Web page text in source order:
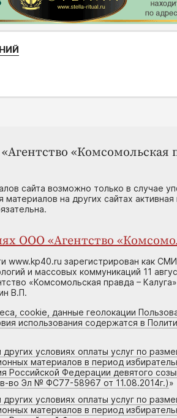
«Комсомольская
сайта возможно только в случае
материалов на других сайтах
ООО «Агентство
www.kp40.ru зарегистрирован как
и массовых коммуникаций 11
«Комсомольская правда – Калуга»
В.П.
cookie, данные геолокации
использования содержатся в
условиях оплаты услуг по
материалов в период
Российской Федерации девятого
во Эл № ФС77-58967 от 11.08.2014г.)»
условиях оплаты услуг по
материалов в период